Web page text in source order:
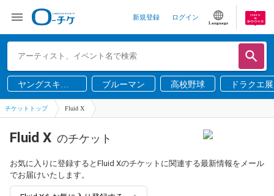
新規登録 ログイン
Language
ヤングスキニ
ー
ブルーマン 高校野球 ドラクエ展
チケットトップ Fluid X
Fluid X のチケット
お気に入りに登録するとFluid Xのチケットに関連する最新情報をメール
でお届けいたします。